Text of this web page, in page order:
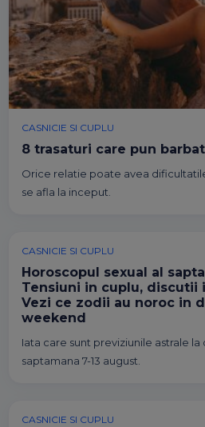
CASNICIE SI CUPLU
8 trasaturi care pun
Orice relatie poate avea
se afla la inceput.
CASNICIE SI CUPLU
Horoscopul sexual al
Tensiuni in cuplu, discutii
Vezi ce zodii au noroc in
weekend
Iata care sunt previziunile astrale
saptamana 7-13 august.
CASNICIE SI CUPLU